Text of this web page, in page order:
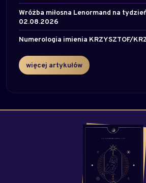
Wróżba miłosna Lenormand na
02.08.2026
Numerologia imienia KRZYSZTOF/
więcej artykułów